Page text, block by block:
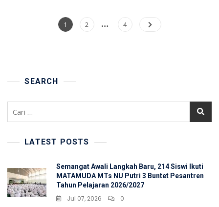
Paginasi
Page
1 Page
2 … Page
4
SEARCH
LATEST POSTS
Semangat Awali Langkah Baru, 214 Siswi Ikuti
MATAMUDA MTs NU Putri 3 Buntet Pesantren
Tahun Pelajaran 2026/2027
Jul 07, 2026 0